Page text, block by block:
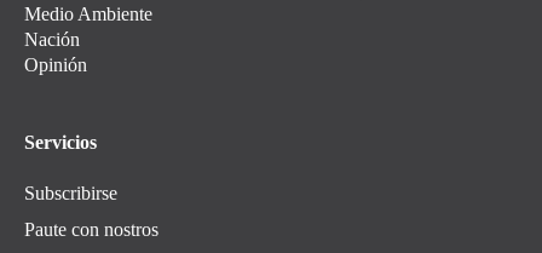
Medio Ambiente
Nación
Opinión
Servicios
Subscribirse
Paute con nostros